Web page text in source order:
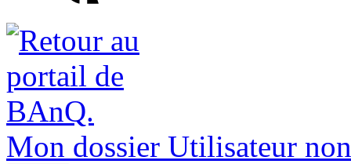
Mon dossier Utilisateur